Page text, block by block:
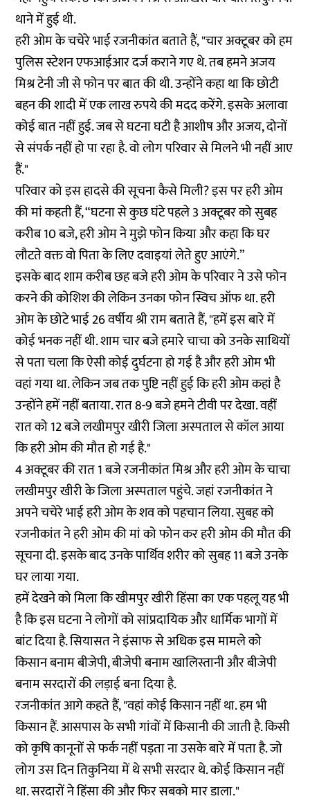
थाने में हुई थी.
हरी ओम के चचेरे भाई रजनीकांत बताते हैं, "चार अक्टूबर को हम
पुलिस स्टेशन एफआईआर दर्ज कराने गए थे. तब हमने अजय
मिश्र टेनी जी से फोन पर बात की थी. उन्होंने कहा था कि छोटी
बहन की शादी में एक लाख रुपये की मदद करेंगे. इसके अलावा
कोई बात नहीं हुई. जब से घटना घटी है आशीष और अजय, दोनों
से संपर्क नहीं हो पा रहा है. वो लोग परिवार से मिलने भी नहीं आए
हैं."
परिवार को इस हादसे की सूचना कैसे मिली? इस पर हरी ओम
की मां कहती हैं, “घटना से कुछ घंटे पहले 3 अक्टूबर को सुबह
करीब 10 बजे, हरी ओम ने मुझे फोन किया और कहा कि घर
लौटते वक्त वो पिता के लिए दवाइयां लेते हुए आएंगे.”
इसके बाद शाम करीब छह बजे हरी ओम के परिवार ने उसे फोन
करने की कोशिश की लेकिन उनका फोन स्विच ऑफ था. हरी
ओम के छोटे भाई 26 वर्षीय श्री राम बताते हैं, "हमें इस बारे में
कोई भनक नहीं थी. शाम चार बजे हमारे चाचा को उनके साथियों
से पता चला कि ऐसी कोई दुर्घटना हो गई है और हरी ओम भी
वहां गया था. लेकिन जब तक पुष्टि नहीं हुई कि हरी ओम कहां है
उन्होंने हमें नहीं बताया. रात 8-9 बजे हमने टीवी पर देखा. वहीं
रात को 12 बजे लखीमपुर खीरी जिला अस्पताल से कॉल आया
कि हरी ओम की मौत हो गई है."
4 अक्टूबर की रात 1 बजे रजनीकांत मिश्र और हरी ओम के चाचा
लखीमपुर खीरी के जिला अस्पताल पहुंचे. जहां रजनीकांत ने
अपने चचेरे भाई हरी ओम के शव को पहचान लिया. सुबह को
रजनीकांत ने हरी ओम की मां को फोन कर हरी ओम की मौत की
सूचना दी. इसके बाद उनके पार्थिव शरीर को सुबह 11 बजे उनके
घर लाया गया.
हमें देखने को मिला कि खीमपुर खीरी हिंसा का एक पहलू यह भी
है कि इस घटना ने लोगों को सांप्रदायिक और धार्मिक भागों में
बांट दिया है. सियासत ने इंसाफ से अधिक इस मामले को
किसान बनाम बीजेपी, बीजेपी बनाम खालिस्तानी और बीजेपी
बनाम सरदारों की लड़ाई बना दिया है.
रजनीकांत आगे कहते हैं, "वहां कोई किसान नहीं था. हम भी
किसान हैं. आसपास के सभी गांवों में किसानी की जाती है. किसी
को कृषि कानूनों से फर्क नहीं पड़ता ना उसके बारे में पता है. जो
लोग उस दिन तिकुनिया में थे सभी सरदार थे. कोई किसान नहीं
था. सरदारों ने हिंसा की और फिर सबको मार डाला."